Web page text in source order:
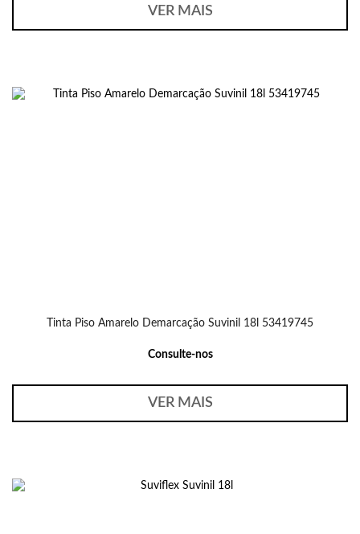
VER MAIS
Tinta Piso Amarelo Demarcação Suvinil 18l 53419745
Consulte-nos
VER MAIS